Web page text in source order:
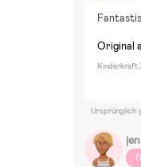
Original
Kinderkraft
Ursprünglich